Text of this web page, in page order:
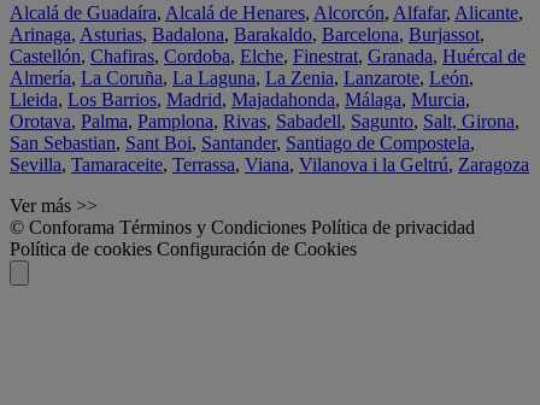
Alcalá de Guadaíra, Alcalá de Henares, Alcorcón, Alfafar, Alicante,
Arinaga, Asturias, Badalona, Barakaldo, Barcelona, Burjassot,
Castellón, Chafiras, Cordoba, Elche, Finestrat, Granada, Huércal de
Almería, La Coruña, La Laguna, La Zenia, Lanzarote, León,
Lleida, Los Barrios, Madrid, Majadahonda, Málaga, Murcia,
Orotava, Palma, Pamplona, Rivas, Sabadell, Sagunto, Salt, Girona,
San Sebastian, Sant Boi, Santander, Santiago de Compostela,
Sevilla, Tamaraceite, Terrassa, Viana, Vilanova i la Geltrú, Zaragoza
Ver más >>
© Conforama Términos y Condiciones Política de privacidad
Política de cookies Configuración de Cookies